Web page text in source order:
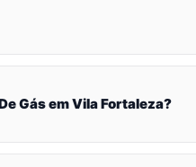
Gás em Vila Fortaleza?